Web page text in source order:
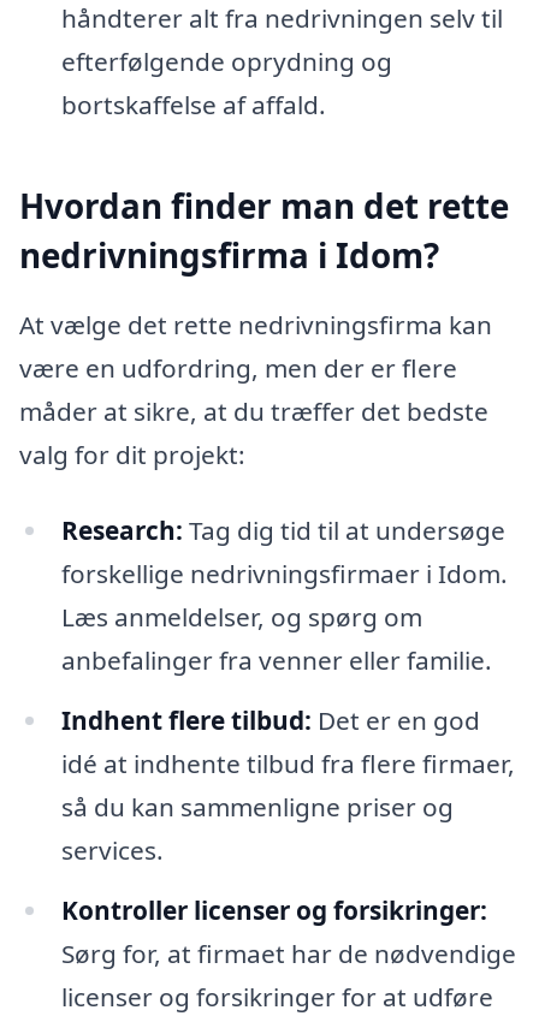
håndterer alt fra nedrivningen selv til
efterfølgende oprydning og
bortskaffelse af affald.
Hvordan finder man det rette
nedrivningsfirma i Idom?
At vælge det rette nedrivningsfirma kan
være en udfordring, men der er flere
måder at sikre, at du træffer det bedste
valg for dit projekt:
Research: Tag dig tid til at undersøge
forskellige nedrivningsfirmaer i Idom.
Læs anmeldelser, og spørg om
anbefalinger fra venner eller familie.
Indhent flere tilbud: Det er en god
idé at indhente tilbud fra flere firmaer,
så du kan sammenligne priser og
services.
Kontroller licenser og forsikringer:
Sørg for, at firmaet har de nødvendige
licenser og forsikringer for at udføre